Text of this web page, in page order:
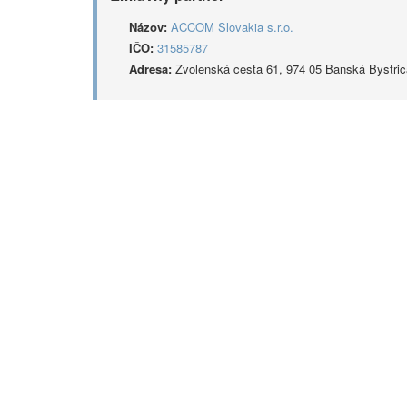
Názov: ACCOM Slovakia s.r.o.
IČO: 31585787
Adresa: Zvolenská cesta 61, 974 05 Banská